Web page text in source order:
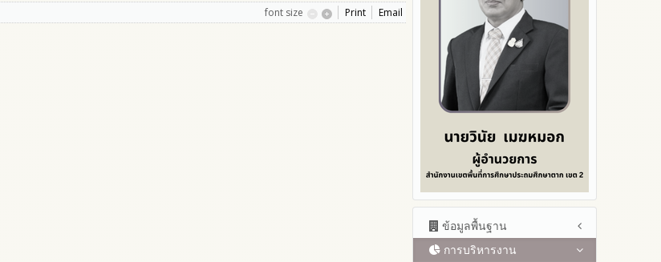
font size Print Email
ข้อมูลพื้นฐาน
โครงสร้าง หน้าที่และอำนาจ
การบริหารงาน